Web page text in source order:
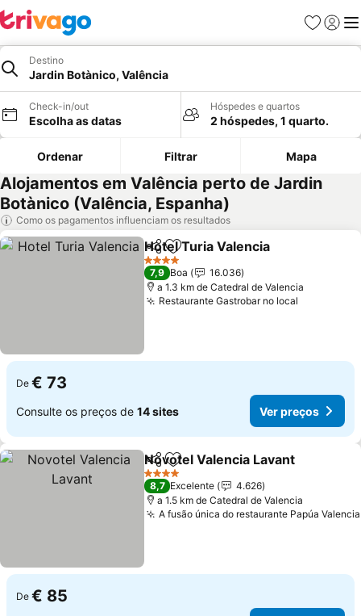
Favoritos
Iniciar
Destino
Jardin Botànico, Valência
Check-in/out
Escolha as datas
Hóspedes e quartos
2 hóspedes, 1 quarto.
Ordenar Filtrar Mapa
Alojamentos em Valência perto de Jardin
Botànico (Valência, Espanha)
Como os pagamentos influenciam os resultados
PartilharAdicionar aos favoritos
Hotel Turia Valencia
4 Estrelas
7,9 Boa
16.036
a 1.3 km de Catedral de Valencia
Restaurante Gastrobar no local
De € 73
Consulte os preços de 14 sites Ver preços
PartilharAdicionar aos favoritos
Novotel Valencia Lavant
4 Estrelas
8,7 Excelente
4.626
a 1.5 km de Catedral de Valencia
A fusão única do restaurante Papúa Valencia
De € 85